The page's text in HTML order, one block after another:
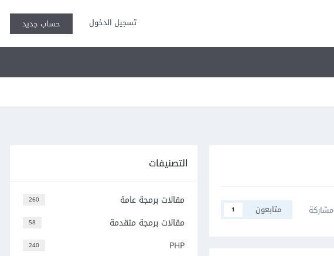
تسجيل الدخول حساب جديد
مشاركة متابعون 1
التصنيفات
260 مقالات برمجة عامة
58 مقالات برمجة متقدمة
240 PHP